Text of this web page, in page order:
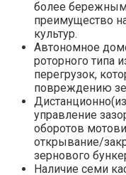
более
преимущество
культур.
Автономное
роторного типа
перегрузок,
повреждению
управление
оборотов
открывание/
зернового
Наличие семи